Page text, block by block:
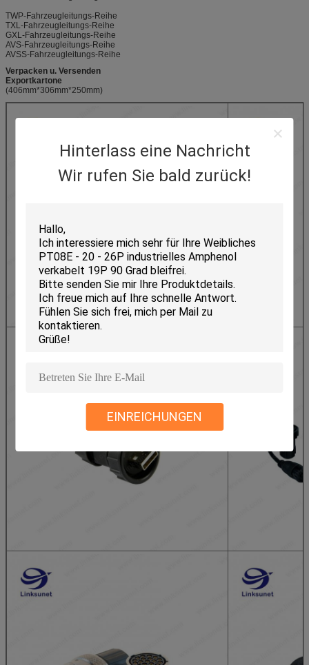
Hinterlass eine Nachricht
Wir rufen Sie bald zurück!
EINREICHUNGEN
TWP-Fahrzeugleitungs-Reihe
TXL-Fahrzeugleitungs-Reihe
GXL-Fahrzeugleitungs-Reihe
AVS-Fahrzeugleitungs-Reihe
AVSS-Fahrzeugleitungs-Reihe
Verpacken u. Versenden
Exportkartone
(406mm*306mm*250mm)